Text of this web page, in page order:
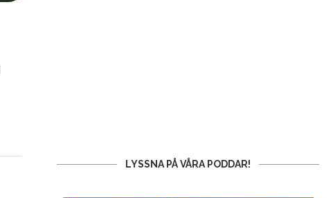
LYSSNA PÅ VÅRA PODDAR!